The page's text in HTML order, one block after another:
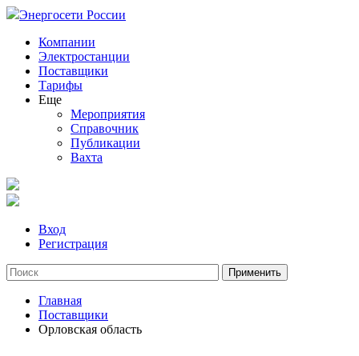
Энергосети России
Компании
Электростанции
Поставщики
Тарифы
Еще
Мероприятия
Справочник
Публикации
Вахта
Вход
Регистрация
Главная
Поставщики
Орловская область